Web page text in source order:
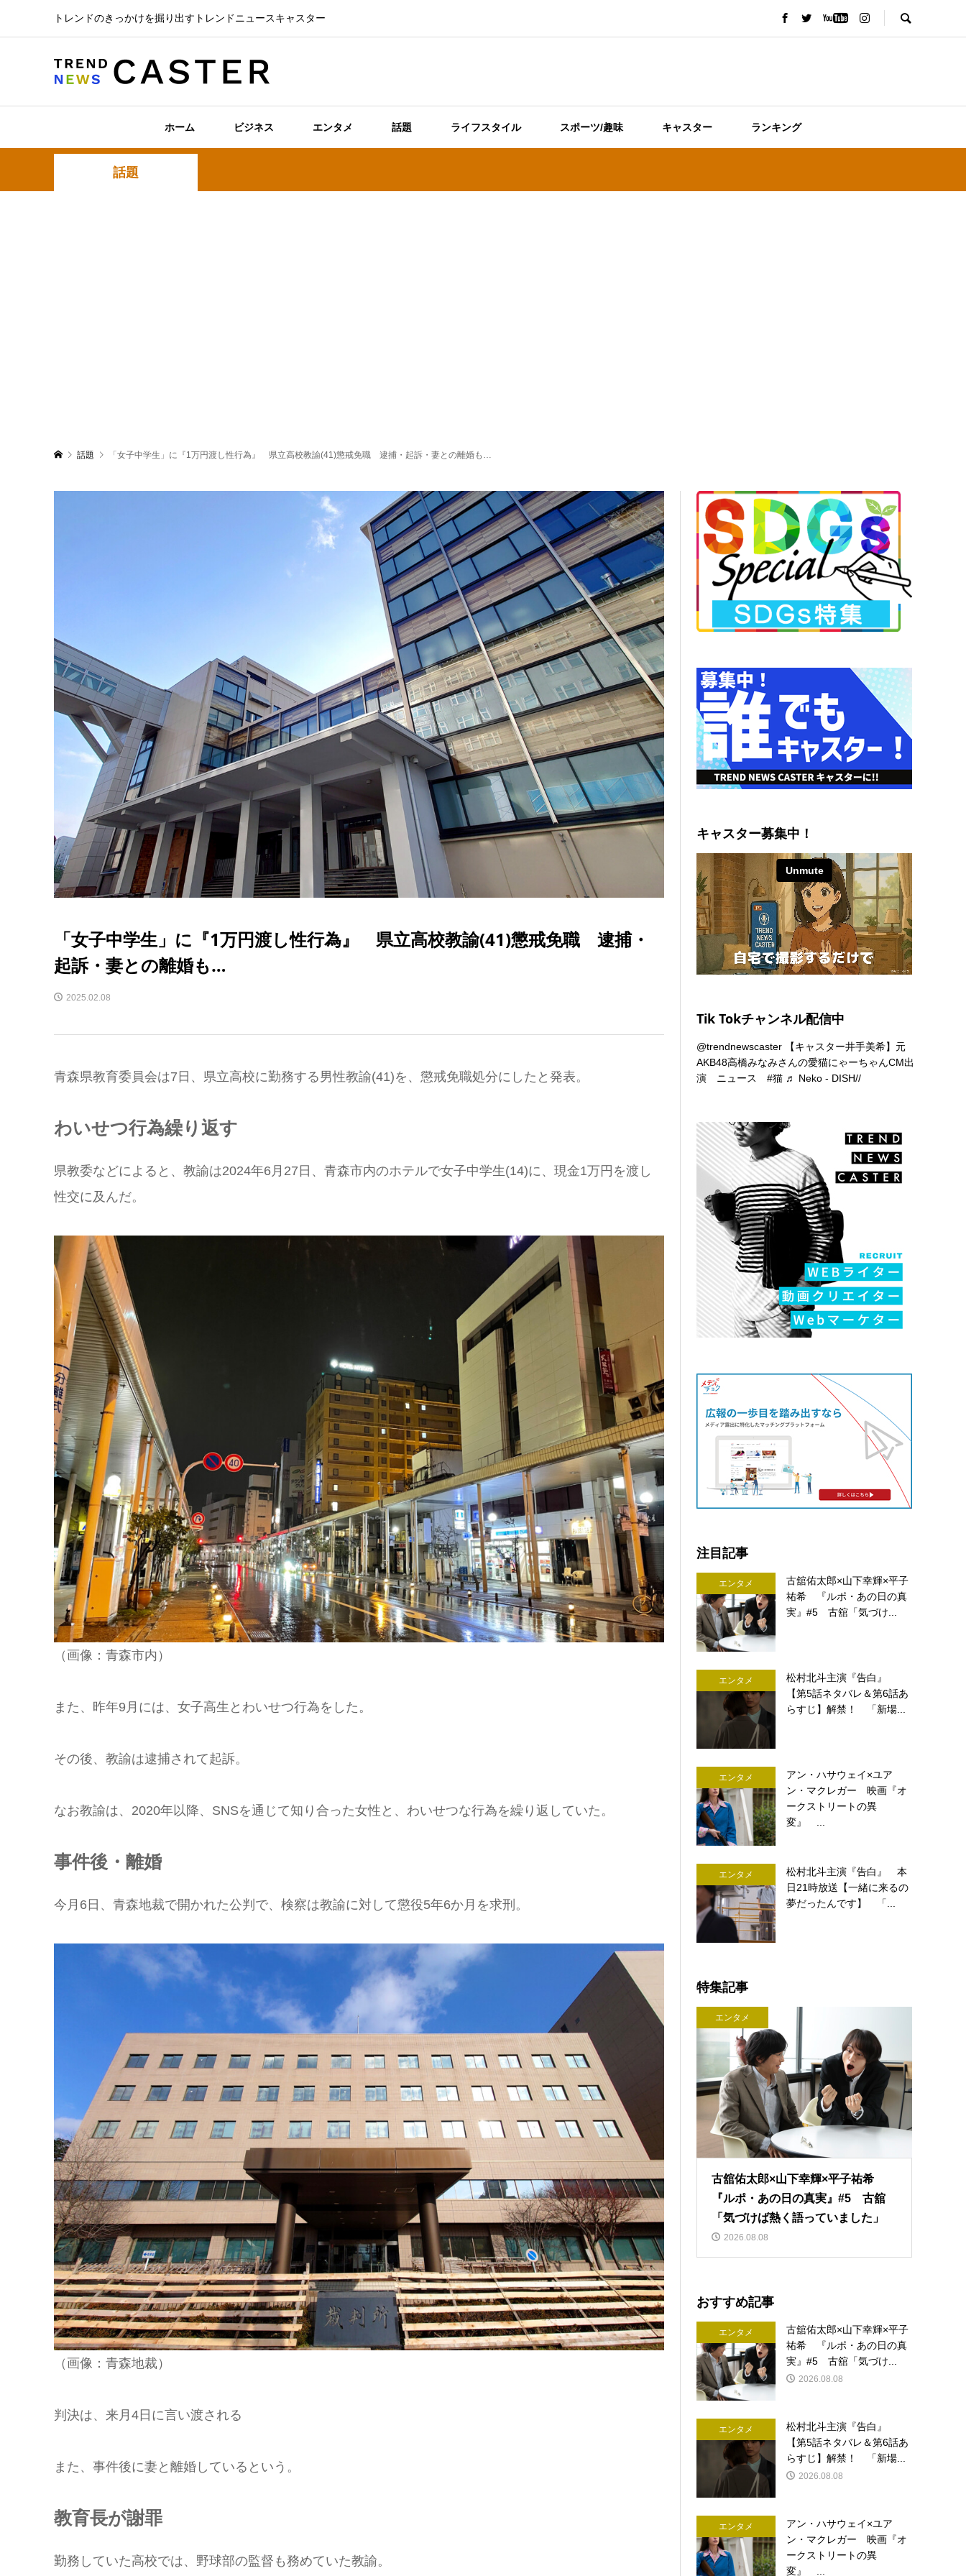
トレンドのきっかけを掘り出すトレンドニュースキャスター
ホーム ビジネス エンタメ 話題 ライフスタイル スポーツ/趣味 キャスター ランキング
話題
話題 「女子中学生」に『1万円渡し性行為』 県立高校教諭(41)懲戒免職 逮捕・起訴・妻との離婚も…
「女子中学生」に『1万円渡し性行為』 県立高校教諭(41)懲戒免職 逮捕・
起訴・妻との離婚も…
2025.02.08
青森県教育委員会は7日、県立高校に勤務する男性教諭(41)を、懲戒免職処分にしたと発表。
わいせつ行為繰り返す
県教委などによると、教諭は2024年6月27日、青森市内のホテルで女子中学生(14)に、現金1万円を渡し
性交に及んだ。
（画像：青森市内）
また、昨年9月には、女子高生とわいせつ行為をした。
その後、教諭は逮捕されて起訴。
なお教諭は、2020年以降、SNSを通じて知り合った女性と、わいせつな行為を繰り返していた。
事件後・離婚
今月6日、青森地裁で開かれた公判で、検察は教諭に対して懲役5年6か月を求刑。
（画像：青森地裁）
判決は、来月4日に言い渡される
また、事件後に妻と離婚しているという。
教育長が謝罪
勤務していた高校では、野球部の監督も務めていた教諭。
キャスター募集中！
Tik Tokチャンネル配信中
@trendnewscaster 【キャスター井手美希】元
AKB48高橋みなみさんの愛猫にゃーちゃんCM出
演 ニュース#猫 ♬ Neko - DISH//
注目記事
エンタメ
古舘佑太郎×山下幸輝×平子
祐希 『ルポ・あの日の真
実』#5 古舘「気づけ...
エンタメ
松村北斗主演『告白』
【第5話ネタバレ＆第6話あ
らすじ】解禁！ 「新場...
エンタメ
アン・ハサウェイ×ユア
ン・マクレガー 映画『オ
ークストリートの異
変』 ...
エンタメ
松村北斗主演『告白』 本
日21時放送【一緒に来るの
夢だったんです】 「...
特集記事
エンタメ
古舘佑太郎×山下幸輝×平子祐希
『ルポ・あの日の真実』#5 古舘
「気づけば熱く語っていました」
2026.08.08
おすすめ記事
エンタメ
古舘佑太郎×山下幸輝×平子
祐希 『ルポ・あの日の真
実』#5 古舘「気づけ...
2026.08.08
エンタメ
松村北斗主演『告白』
【第5話ネタバレ＆第6話あ
らすじ】解禁！ 「新場...
2026.08.08
エンタメ
アン・ハサウェイ×ユア
ン・マクレガー 映画『オ
ークストリートの異
変』 ...